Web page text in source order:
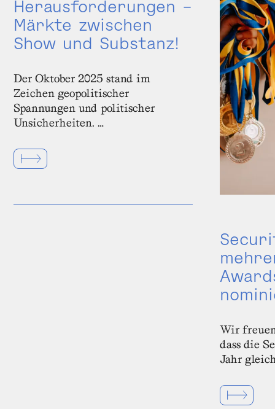
Herausforderungen –
Märkte zwischen
Show und Substanz!
Der Oktober 2025 stand im
Zeichen geopolitischer
Spannungen und politischer
Unsicherheiten. …
Wir
dass die
Jahr